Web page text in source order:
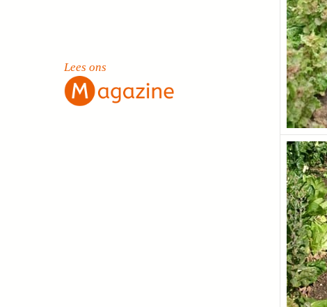
Lees ons